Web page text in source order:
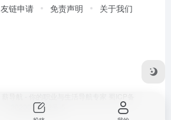
友链申请 免责声明 关于我们
2020034752号-5